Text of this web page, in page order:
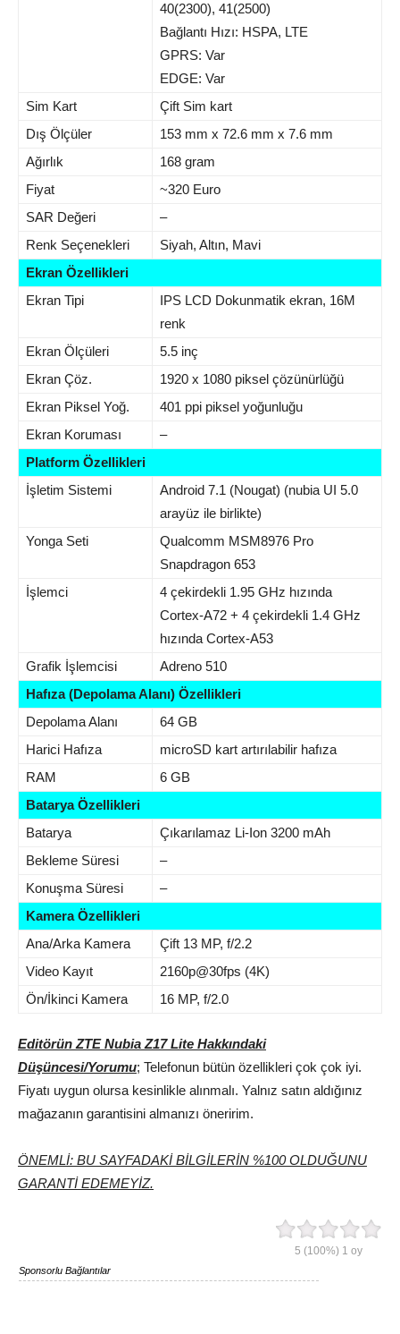
40(2300), 41(2500)
Bağlantı Hızı: HSPA, LTE
GPRS: Var
EDGE: Var
Sim Kart
Çift Sim kart
Dış Ölçüler
153 mm x 72.6 mm x 7.6 mm
Ağırlık
168 gram
Fiyat
~320 Euro
SAR Değeri
–
Renk Seçenekleri
Siyah, Altın, Mavi
Ekran Özellikleri
Ekran Tipi
IPS LCD Dokunmatik ekran, 16M
renk
Ekran Ölçüleri
5.5 inç
Ekran Çöz.
1920 x 1080 piksel çözünürlüğü
Ekran Piksel Yoğ.
401 ppi piksel yoğunluğu
Ekran Koruması
–
Platform Özellikleri
İşletim Sistemi
Android 7.1 (Nougat) (nubia UI 5.0
arayüz ile birlikte)
Yonga Seti
Qualcomm MSM8976 Pro
Snapdragon 653
İşlemci
4 çekirdekli 1.95 GHz hızında
Cortex-A72 + 4 çekirdekli 1.4 GHz
hızında Cortex-A53
Grafik İşlemcisi
Adreno 510
Hafıza (Depolama Alanı) Özellikleri
Depolama Alanı
64 GB
Harici Hafıza
microSD kart artırılabilir hafıza
RAM
6 GB
Batarya Özellikleri
Batarya
Çıkarılamaz Li-Ion 3200 mAh
Bekleme Süresi
–
Konuşma Süresi
–
Kamera Özellikleri
Ana/Arka Kamera
Çift 13 MP, f/2.2
Video Kayıt
2160p@30fps (4K)
Ön/İkinci Kamera
16 MP, f/2.0
Editörün ZTE Nubia Z17 Lite Hakkındaki
Düşüncesi/Yorumu; Telefonun bütün özellikleri çok çok iyi.
Fiyatı uygun olursa kesinlikle alınmalı. Yalnız satın aldığınız
mağazanın garantisini almanızı öneririm.
ÖNEMLİ: BU SAYFADAKİ BİLGİLERİN %100 OLDUĞUNU
GARANTİ EDEMEYİZ.
5 (100%) 1 oy
Sponsorlu Bağlantılar